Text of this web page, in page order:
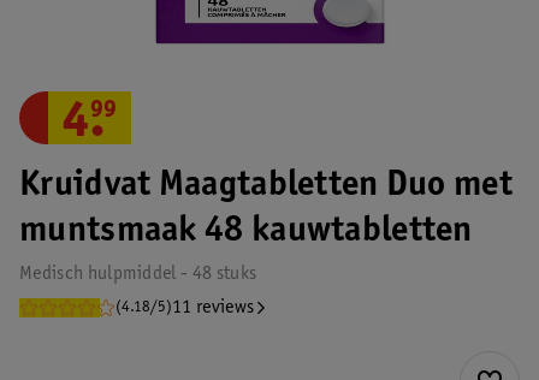
Kruidvat Maagtabletten Duo met
muntsmaak 48 kauwtabletten
Medisch hulpmiddel - 48 stuks
(4.18/5)11 reviews
4.
99